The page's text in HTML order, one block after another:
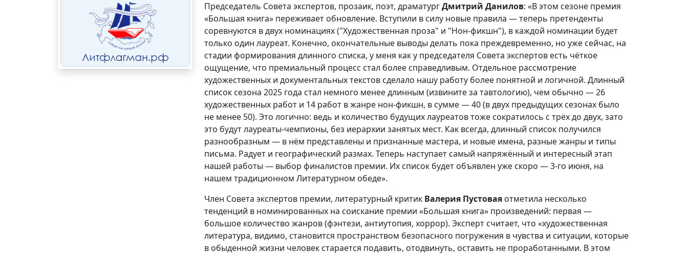
Председатель Совета экспертов, прозаик, поэт, драматургДмитрий Данилов: «В этом сезоне премия
«Большая книга» переживает обновление. Вступили в силу новые правила — теперь претенденты
соревнуются в двух номинациях ("Художественная проза" и "Нон-фикшн"), в каждой номинации будет
только один лауреат. Конечно, окончательные выводы делать пока преждевременно, но уже сейчас, на
стадии формирования длинного списка, у меня как у председателя Совета экспертов есть чёткое
ощущение, что премиальный процесс стал более справедливым. Отдельное рассмотрение
художественных и документальных текстов сделало нашу работу более понятной и логичной. Длинный
список сезона 2025 года стал немного менее длинным (извините за тавтологию), чем обычно — 26
художественных работ и 14 работ в жанре нон-фикшн, в сумме — 40 (в двух предыдущих сезонах было
не менее 50). Это логично: ведь и количество будущих лауреатов тоже сократилось с трёх до двух, зато
это будут лауреаты-чемпионы, без иерархии занятых мест. Как всегда, длинный список получился
разнообразным — в нём представлены и признанные мастера, и новые имена, разные жанры и типы
письма. Радует и географический размах. Теперь наступает самый напряжённый и интересный этап
нашей работы — выбор финалистов премии. Их список будет объявлен уже скоро — 3-го июня, на
нашем традиционном Литературном обеде».
Член Совета экспертов премии, литературный критик Валерия Пустовая отметила несколько
тенденций в номинированных на соискание премии «Большая книга» произведений: первая —
большое количество жанров (фэнтези, антиутопия, хоррор). Эксперт считает, что «художественная
литература, видимо, становится пространством безопасного погружения в чувства и ситуации, которые
в обыденной жизни человек старается подавить, отодвинуть, оставить не проработанными. В этом